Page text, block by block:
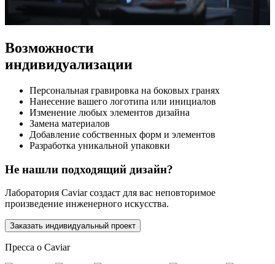
Возможности
индивидуализации
Персональная гравировка на боковых гранях
Нанесение вашего логотипа или инициалов
Изменение любых элементов дизайна
Замена материалов
Добавление собственных форм и элементов
Разработка уникальной упаковки
Не нашли подходящий дизайн?
Лаборатория Caviar создаст для вас неповторимое
произведение инженерного искусства.
Заказать индивидуальный проект
Пресса о Caviar